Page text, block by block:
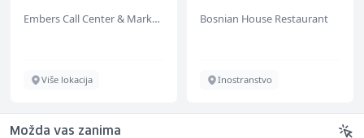
Embers Call Center & Marketing
Više lokacija
Bosnian House Restaurant
Inostranstvo
Možda vas zanima